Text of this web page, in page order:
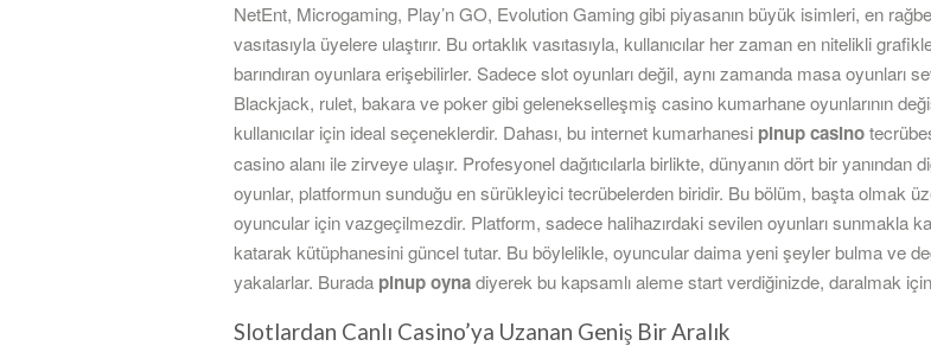
NetEnt, Microgaming, Play’n GO, Evolution Gaming gibi piyasanın büyük isimleri, en
vasıtasıyla üyelere ulaştırır. Bu ortaklık vasıtasıyla, kullanıcılar her zaman en nitelikli
barındıran oyunlara erişebilirler. Sadece slot oyunları değil, aynı zamanda masa
Blackjack, rulet, bakara ve poker gibi gelenekselleşmiş casino kumarhane oyunlarının
kullanıcılar için ideal seçeneklerdir. Dahası, bu internet kumarhanesi pinup casino
casino alanı ile zirveye ulaşır. Profesyonel dağıtıcılarla birlikte, dünyanın dört bir yanından
oyunlar, platformun sunduğu en sürükleyici tecrübelerden biridir. Bu bölüm, başta olmak
oyuncular için vazgeçilmezdir. Platform, sadece halihazırdaki sevilen oyunları sunmakla
katarak kütüphanesini güncel tutar. Bu böylelikle, oyuncular daima yeni şeyler bulma ve
yakalarlar. Burada pinup oynadiyerek bu kapsamlı aleme start verdiğinizde, daralmak
Slotlardan Canlı Casino’ya Uzanan Geniş Bir Aralık